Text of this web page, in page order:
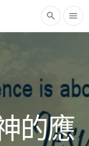
search menu
的應